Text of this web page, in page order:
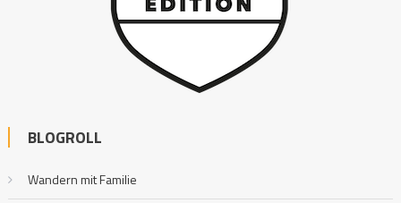
BLOGROLL
Wandern mit Familie